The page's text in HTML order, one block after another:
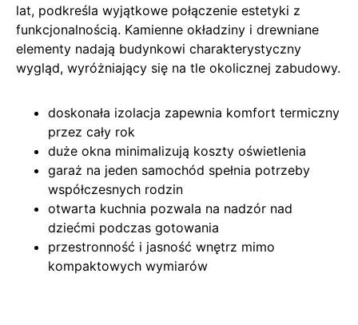
lat, podkreśla wyjątkowe połączenie estetyki z
funkcjonalnością. Kamienne okładziny i drewniane
elementy nadają budynkowi charakterystyczny
wygląd, wyróżniający się na tle okolicznej zabudowy.
doskonała izolacja zapewnia komfort termiczny
przez cały rok
duże okna minimalizują koszty oświetlenia
garaż na jeden samochód spełnia potrzeby
współczesnych rodzin
otwarta kuchnia pozwala na nadzór nad
dziećmi podczas gotowania
przestronność i jasność wnętrz mimo
kompaktowych wymiarów